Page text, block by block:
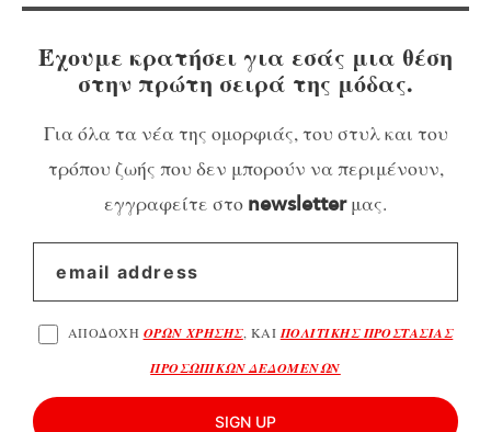
Έχουμε κρατήσει για εσάς μια θέση
στην πρώτη σειρά της μόδας.
Για όλα τα νέα της ομορφιάς, του στυλ και του
τρόπου ζωής που δεν μπορούν να περιμένουν,
εγγραφείτε στο newsletterμας.
ΑΠΟΔΟΧΗ ΟΡΩΝ ΧΡΗΣΗΣ, ΚΑΙ ΠΟΛΙΤΙΚΗΣ ΠΡΟΣΤΑΣΙΑΣ
ΠΡΟΣΩΠΙΚΩΝ ΔΕΔΟΜΕΝΩΝ
SIGN UP